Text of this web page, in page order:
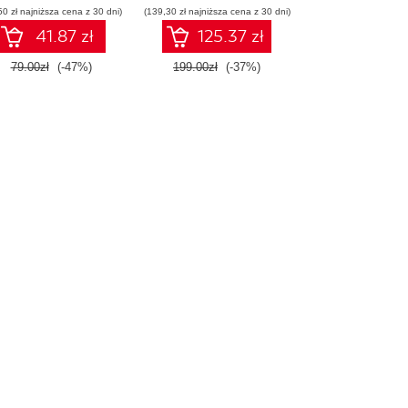
zł najniższa cena z 30 dni)
41.87 zł
79.00zł (-47%)
konstruowanie
inteligentnych
systemów
(139,30 zł najniższa cena z 30 dni)
125.37 zł
199.00zł (-37%)